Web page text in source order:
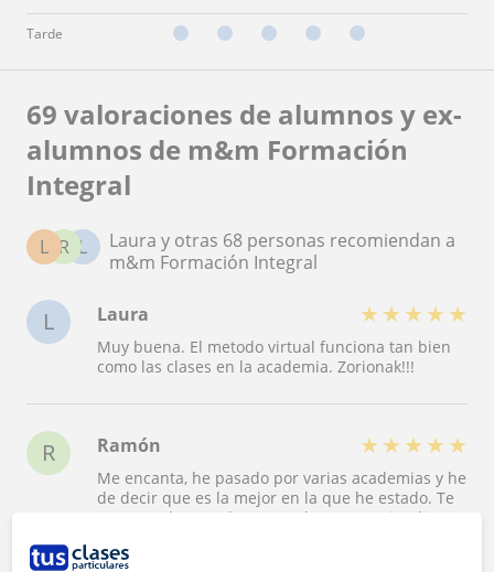
Tarde
69 valoraciones de alumnos y ex-
alumnos de m&m Formación
Integral
L
R
L
Laura y otras 68 personas recomiendan a
m&m Formación Integral
L Laura ★ ★ ★ ★ ★
Muy buena. El metodo virtual funciona tan bien
como las clases en la academia. Zorionak!!!
R Ramón ★ ★ ★ ★ ★
Me encanta, he pasado por varias academias y he
de decir que es la mejor en la que he estado. Te
comprenden mucho como alumno y se implican